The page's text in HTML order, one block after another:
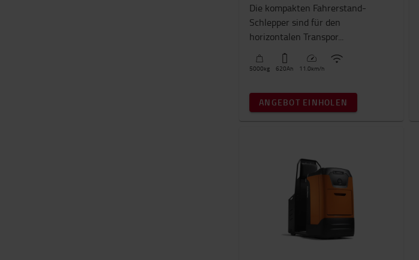
Die kompakten Fahrerstand-
Schlepper sind für den
horizontalen Transpor...
5000kg 620Ah 11.0km/h
ANGEBOT EINHOLEN